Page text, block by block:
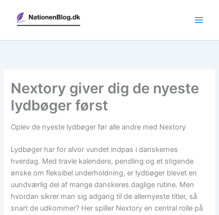
indholdet
Nextory giver dig de nyeste
lydbøger først
Oplev de nyeste lydbøger før alle andre med Nextory
Lydbøger har for alvor vundet indpas i danskernes
hverdag. Med travle kalendere, pendling og et stigende
ønske om fleksibel underholdning, er lydbøger blevet en
uundværlig del af mange danskeres daglige rutine. Men
hvordan sikrer man sig adgang til de allernyeste titler, så
snart de udkommer? Her spiller Nextory en central rolle på